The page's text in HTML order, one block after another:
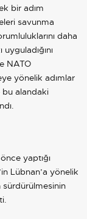
bir adım
savunma
daha
NATO
yönelik adımlar
bu alandaki
yaptığı
Lübnan’a yönelik
sürdürülmesinin